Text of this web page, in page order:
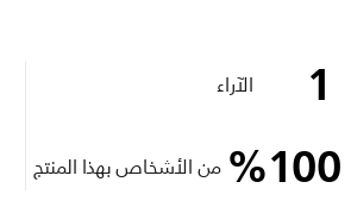
1 الآراء
%100 من الأشخاص بهذا المنتج